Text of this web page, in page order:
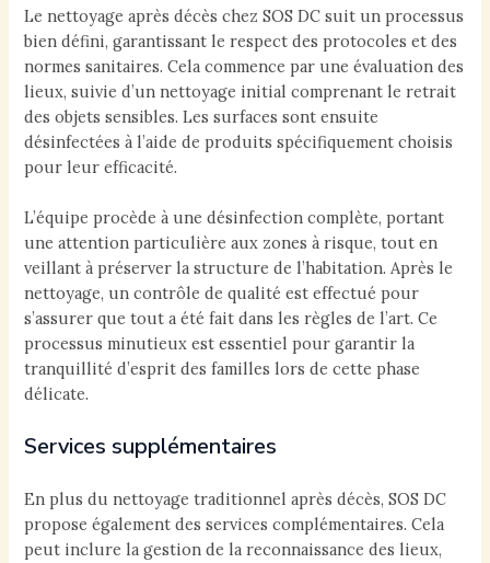
Le nettoyage après décès chez SOS DC suit un processus
bien défini, garantissant le respect des protocoles et des
normes sanitaires. Cela commence par une évaluation des
lieux, suivie d’un nettoyage initial comprenant le retrait
des objets sensibles. Les surfaces sont ensuite
désinfectées à l’aide de produits spécifiquement choisis
pour leur efficacité.
L’équipe procède à une désinfection complète, portant
une attention particulière aux zones à risque, tout en
veillant à préserver la structure de l’habitation. Après le
nettoyage, un contrôle de qualité est effectué pour
s’assurer que tout a été fait dans les règles de l’art. Ce
processus minutieux est essentiel pour garantir la
tranquillité d’esprit des familles lors de cette phase
délicate.
Services supplémentaires
En plus du nettoyage traditionnel après décès, SOS DC
propose également des services complémentaires. Cela
peut inclure la gestion de la reconnaissance des lieux,